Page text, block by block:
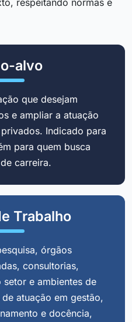
alvo
que desejam
e ampliar a atuação
Indicado para
para quem busca
carreira.
Trabalho
órgãos
consultorias,
e ambientes de
atuação em gestão,
e docência,